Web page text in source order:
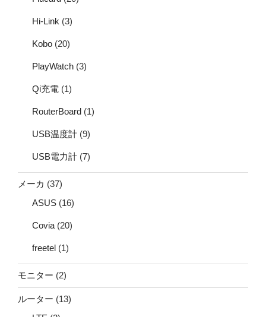
Hi-Link (3)
Kobo (20)
PlayWatch (3)
Qi充電 (1)
RouterBoard (1)
USB温度計 (9)
USB電力計 (7)
メーカ (37)
ASUS (16)
Covia (20)
freetel (1)
モニター (2)
ルーター (13)